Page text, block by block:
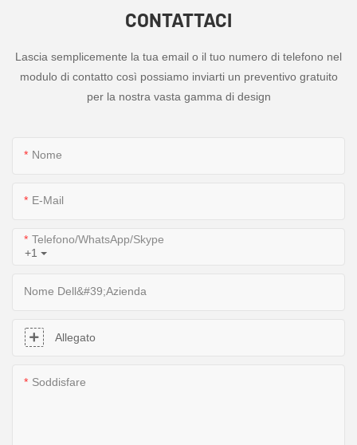
CONTATTACI
Lascia semplicemente la tua email o il tuo numero di telefono nel
modulo di contatto così possiamo inviarti un preventivo gratuito
per la nostra vasta gamma di design
Nome
E-Mail
+1
Telefono/WhatsApp/Skype
Nome Dell&#39;azienda
Allegato
Soddisfare